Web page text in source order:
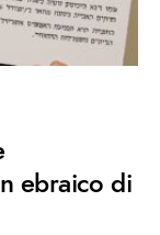
ebraico di